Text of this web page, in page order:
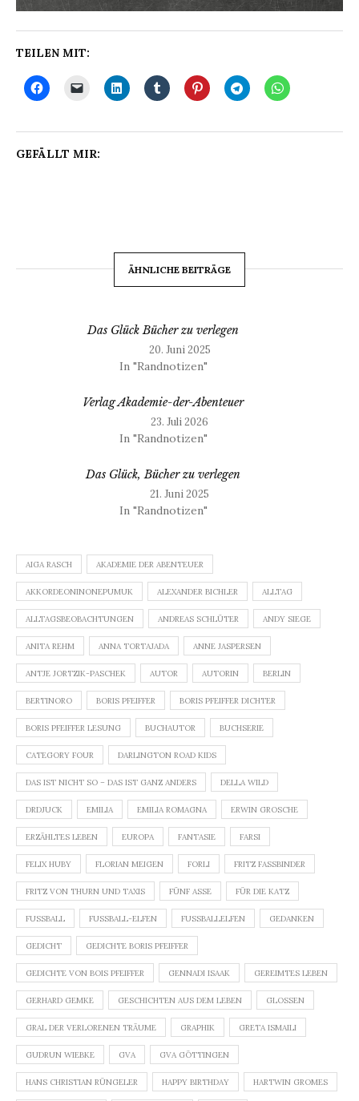
TEILEN MIT:
GEFÄLLT MIR:
ÄHNLICHE BEITRÄGE
Das Glück Bücher zu verlegen
20. Juni 2025
In "Randnotizen"
Verlag Akademie-der-Abenteuer
23. Juli 2026
In "Randnotizen"
Das Glück, Bücher zu verlegen
21. Juni 2025
In "Randnotizen"
AIGA RASCH AKADEMIE DER ABENTEUER
AKKORDEONINONEPUMUK ALEXANDER BICHLER ALLTAG
ALLTAGSBEOBACHTUNGEN ANDREAS SCHLÜTER ANDY SIEGE
ANITA REHM ANNA TORTAJADA ANNE JASPERSEN
ANTJE JORTZIK-PASCHEK AUTOR AUTORIN BERLIN
BERTINORO BORIS PFEIFFER BORIS PFEIFFER DICHTER
BORIS PFEIFFER LESUNG BUCHAUTOR BUCHSERIE
CATEGORY FOUR DARLINGTON ROAD KIDS
DAS IST NICHT SO – DAS IST GANZ ANDERS DELLA WILD
DRDJUCK EMILIA EMILIA ROMAGNA ERWIN GROSCHE
ERZÄHLTES LEBEN EUROPA FANTASIE FARSI
FELIX HUBY FLORIAN MEIGEN FORLI FRITZ FASSBINDER
FRITZ VON THURN UND TAXIS FÜNF ASSE FÜR DIE KATZ
FUSSBALL FUSSBALL-ELFEN FUSSBALLELFEN GEDANKEN
GEDICHT GEDICHTE BORIS PFEIFFER
GEDICHTE VON BOIS PFEIFFER GENNADI ISAAK GEREIMTES LEBEN
GERHARD GEMKE GESCHICHTEN AUS DEM LEBEN GLOSSEN
GRAL DER VERLORENEN TRÄUME GRAPHIK GRETA ISMAILI
GUDRUN WIEBKE GVA GVA GÖTTINGEN
HANS CHRISTIAN RÜNGELER HAPPY BIRTHDAY HARTWIN GROMES